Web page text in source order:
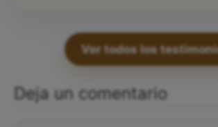
Ver todos los
Deja un comentario